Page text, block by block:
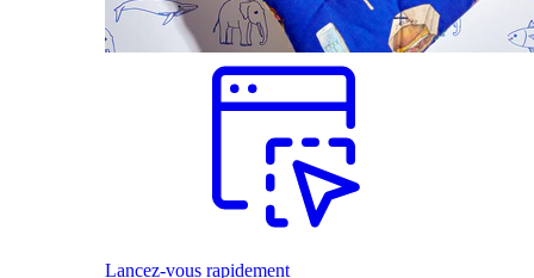
Lancez-vous rapidement